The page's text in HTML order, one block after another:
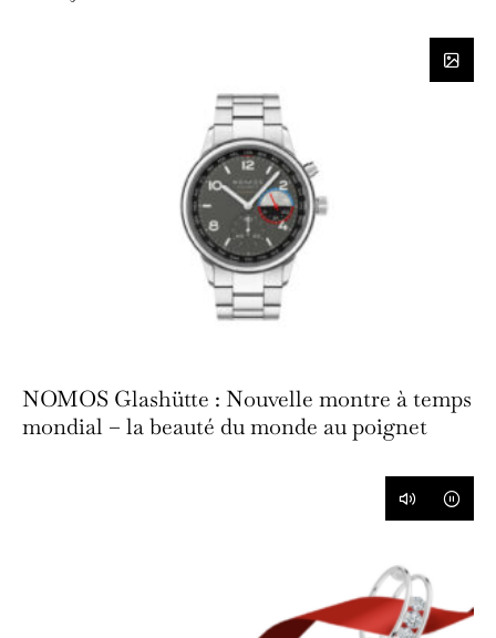
NOMOS Glashütte : Nouvelle montre à temps
mondial – la beauté du monde au poignet